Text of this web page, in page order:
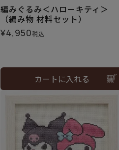
編みぐるみ＜ハローキティ＞
（編み物 材料セット）
¥4,950税込
カートに入れる